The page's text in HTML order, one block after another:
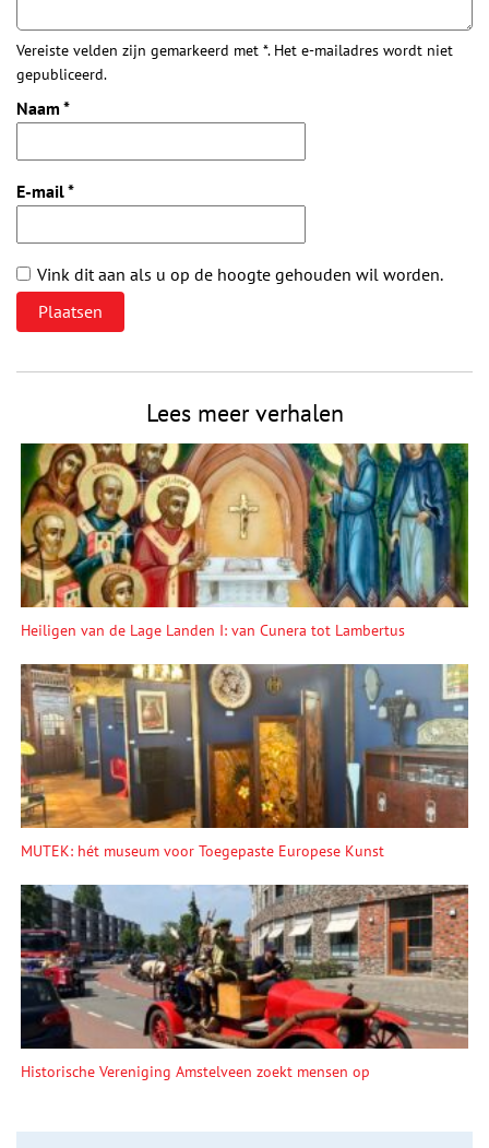
Vereiste velden zijn gemarkeerd met *. Het e-mailadres wordt niet
gepubliceerd.
Naam *
E-mail*
Vink dit aan als u op de hoogte gehouden wil worden.
Lees meer verhalen
Heiligen van de Lage Landen I: van Cunera tot Lambertus
MUTEK: hét museum voor Toegepaste Europese Kunst
Historische Vereniging Amstelveen zoekt mensen op